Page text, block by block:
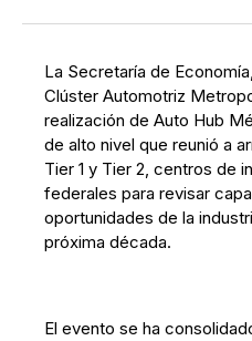
Facebook
Pinterest
La Secretaría de
Clúster Automotriz
realización de Auto Hub
de alto nivel que reunió a
Tier 1 y Tier 2, centros de
federales para revisar
oportunidades de la
próxima década.
El evento se ha